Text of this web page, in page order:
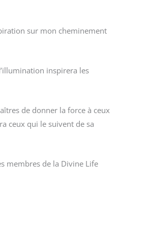
sur mon cheminement
inspirera les
de donner la force à ceux
ceux qui le suivent de sa
membres de la Divine Life